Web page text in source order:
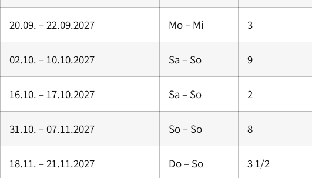
20.09. – 22.09.2027 Mo – Mi 3
02.10. – 10.10.2027 Sa – So 9
16.10. – 17.10.2027 Sa – So 2
31.10. – 07.11.2027 So – So 8
18.11. – 21.11.2027 Do – So 3 1/2